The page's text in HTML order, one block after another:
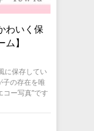
わいく保
】
に保存してい
子の存在を唯
ー写真”です